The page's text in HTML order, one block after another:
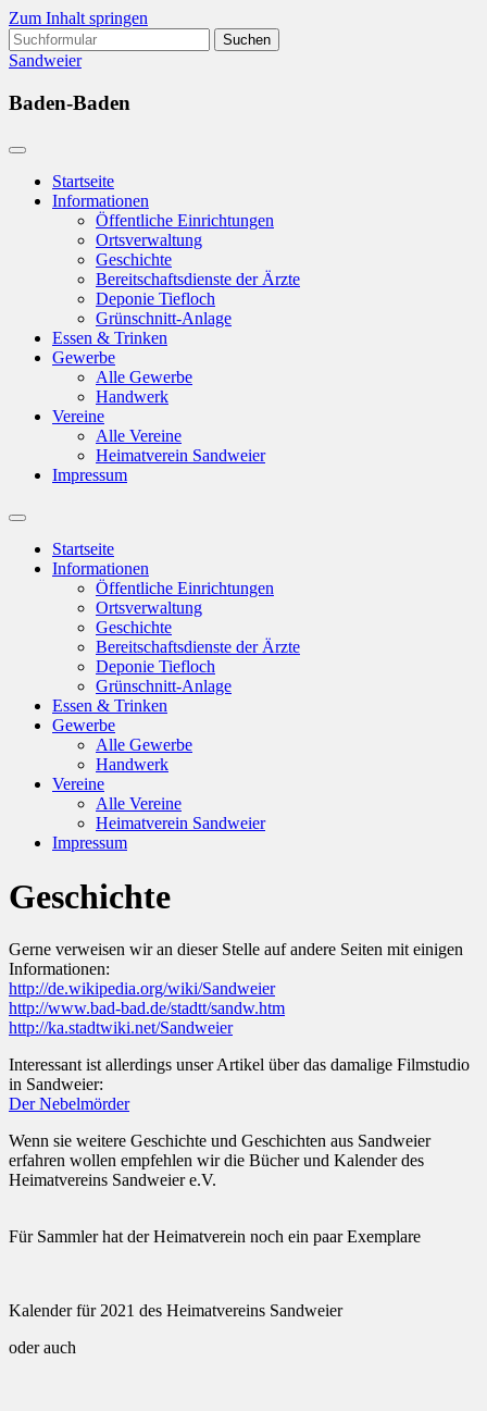
Zum Inhalt springen
Suchen
nach:
Sandweier
Baden-Baden
Startseite
Informationen
Öffentliche Einrichtungen
Ortsverwaltung
Geschichte
Bereitschaftsdienste der Ärzte
Deponie Tiefloch
Grünschnitt-Anlage
Essen & Trinken
Gewerbe
Alle Gewerbe
Handwerk
Vereine
Alle Vereine
Heimatverein Sandweier
Impressum
Suchfeld
ein-/ausblenden
Startseite
Informationen
Öffentliche Einrichtungen
Ortsverwaltung
Geschichte
Bereitschaftsdienste der Ärzte
Deponie Tiefloch
Grünschnitt-Anlage
Essen & Trinken
Gewerbe
Alle Gewerbe
Handwerk
Vereine
Alle Vereine
Heimatverein Sandweier
Impressum
Geschichte
Gerne verweisen wir an dieser Stelle auf andere Seiten mit einigen
Informationen:
http://de.wikipedia.org/wiki/Sandweier
http://www.bad-bad.de/stadtt/sandw.htm
http://ka.stadtwiki.net/Sandweier
Interessant ist allerdings unser Artikel über das damalige Filmstudio
in Sandweier:
Der Nebelmörder
Wenn sie weitere Geschichte und Geschichten aus Sandweier
erfahren wollen empfehlen wir die Bücher und Kalender des
Heimatvereins Sandweier e.V.
Für Sammler hat der Heimatverein noch ein paar Exemplare
Kalender für 2021 des Heimatvereins Sandweier
oder auch